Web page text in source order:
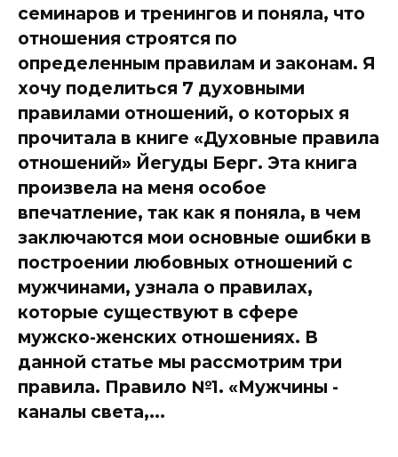
семинаров и тренингов и поняла, что
отношения строятся по
определенным правилам и законам. Я
хочу поделиться 7 духовными
правилами отношений, о которых я
прочитала в книге «Духовные правила
отношений» Йегуды Берг. Эта книга
произвела на меня особое
впечатление, так как я поняла, в чем
заключаются мои основные ошибки в
построении любовных отношений с
мужчинами, узнала о правилах,
которые существуют в сфере
мужско-женских отношениях. В
данной статье мы рассмотрим три
правила. Правило №1. «Мужчины -
каналы света,...